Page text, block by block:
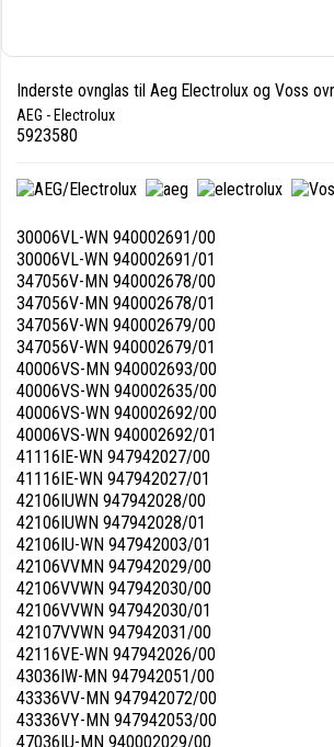
Inderste ovnglas til Aeg Electrolux og Voss
AEG - Electrolux
5923580
30006VL-WN 940002691/00
30006VL-WN 940002691/01
347056V-MN 940002678/00
347056V-MN 940002678/01
347056V-WN 940002679/00
347056V-WN 940002679/01
40006VS-MN 940002693/00
40006VS-WN 940002635/00
40006VS-WN 940002692/00
40006VS-WN 940002692/01
41116IE-WN 947942027/00
41116IE-WN 947942027/01
42106IUWN 947942028/00
42106IUWN 947942028/01
42106IU-WN 947942003/01
42106VVMN 947942029/00
42106VVWN 947942030/00
42106VVWN 947942030/01
42107VVWN 947942031/00
42116VE-WN 947942026/00
43036IW-MN 947942051/00
43336VV-MN 947942072/00
43336VY-MN 947942053/00
47036IU-MN 940002029/00